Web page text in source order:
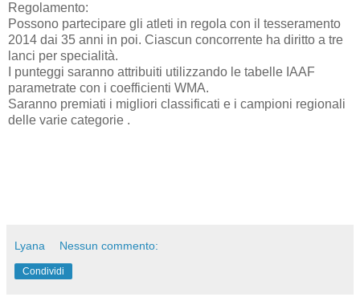
Regolamento:
Possono partecipare gli atleti in regola con il tesseramento
2014 dai 35 anni in poi. Ciascun concorrente ha diritto a tre
lanci per specialità.
I punteggi saranno attribuiti utilizzando le tabelle IAAF
parametrate con i coefficienti WMA.
Saranno premiati i migliori classificati e i campioni regionali
delle varie categorie .
Lyana Nessun commento:
Condividi